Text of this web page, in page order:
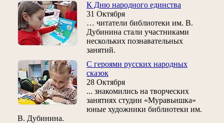
К Дню народного единства
31 Октября
… читатели библиотеки им. В.
Дубинина стали участниками
нескольких познавательных
занятий.
С героями русских народных
сказок
28 Октября
... знакомились на творческих
занятиях студии «Муравьишка»
юные художники библиотеки им.
В. Дубинина.